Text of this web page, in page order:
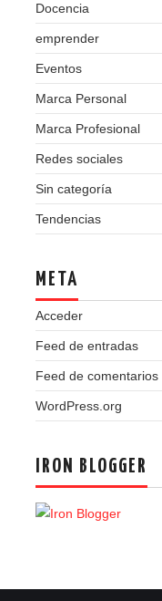
Docencia
emprender
Eventos
Marca Personal
Marca Profesional
Redes sociales
Sin categoría
Tendencias
META
Acceder
Feed de entradas
Feed de comentarios
WordPress.org
IRON BLOGGER